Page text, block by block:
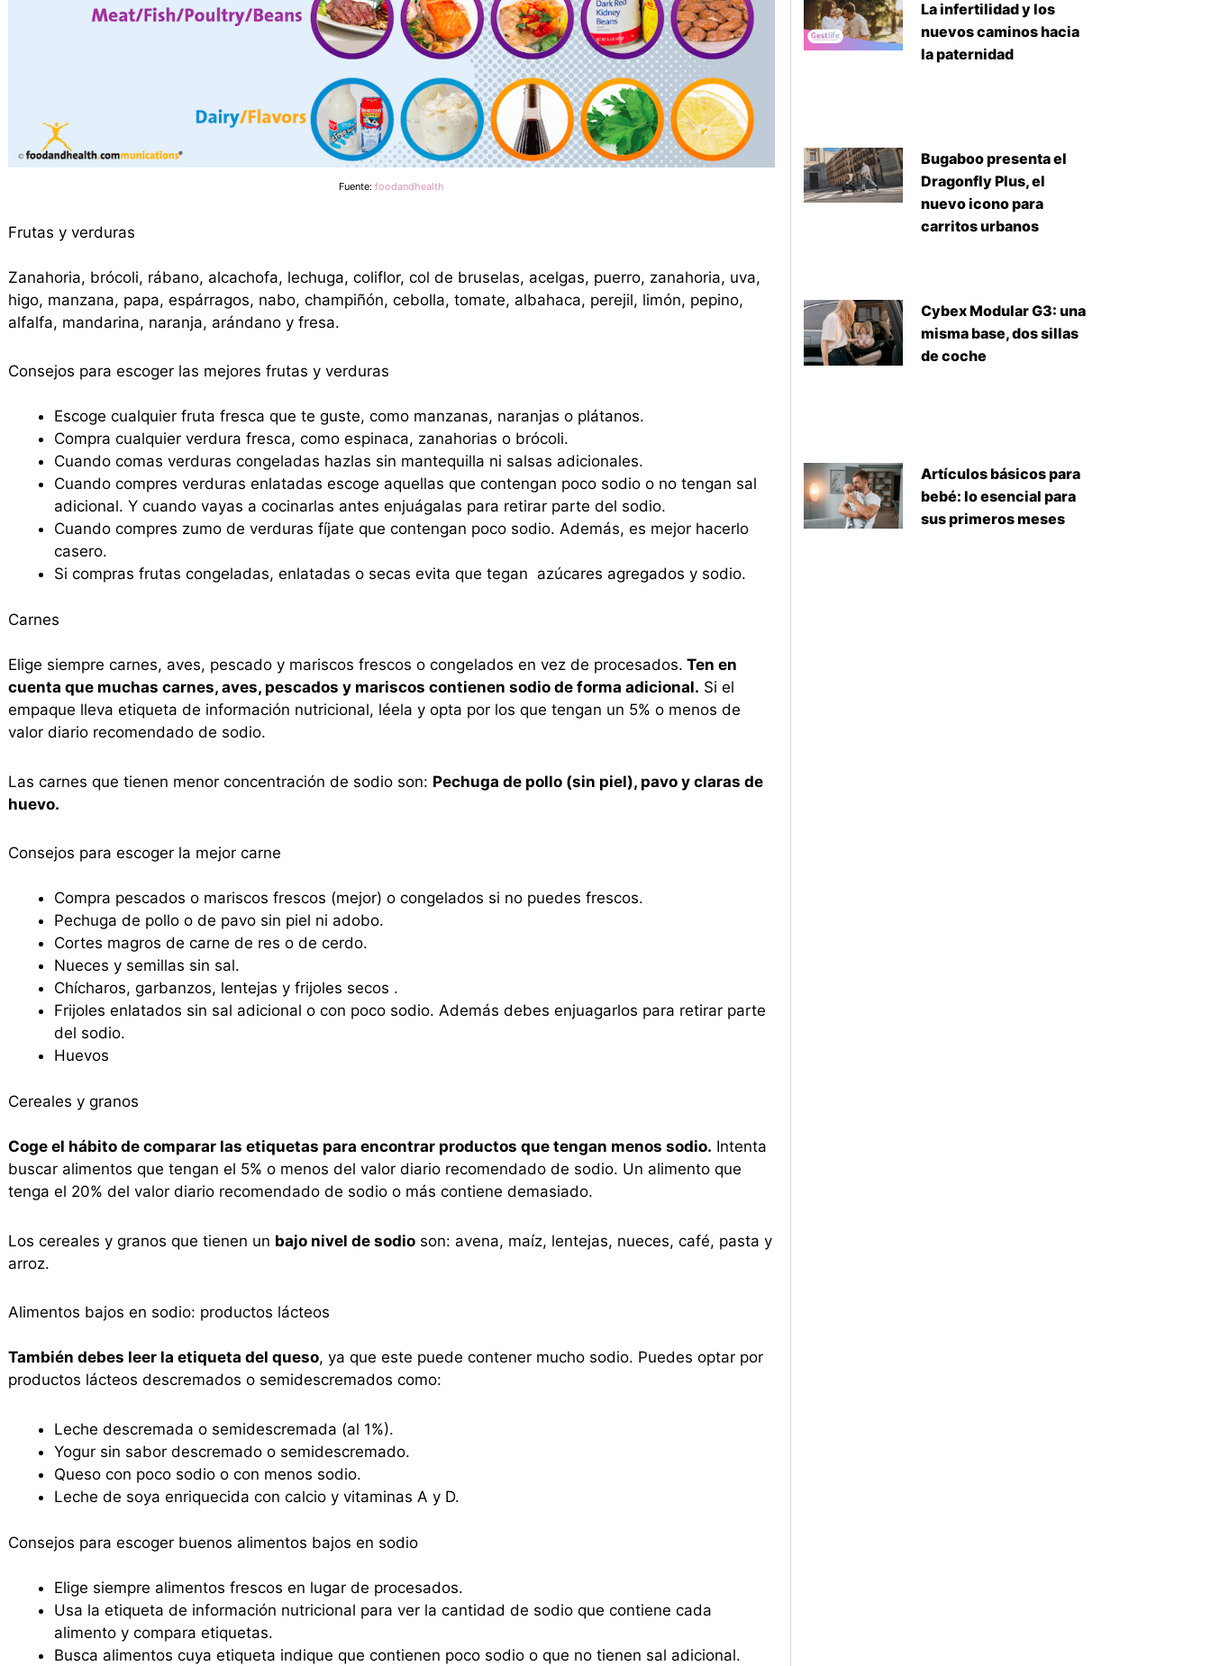
Fuente: foodandhealth
Frutas y verduras
Zanahoria, brócoli, rábano, alcachofa, lechuga, coliflor, col de bruselas, acelgas, puerro, zanahoria, uva,
higo, manzana, papa, espárragos, nabo, champiñón, cebolla, tomate, albahaca, perejil, limón, pepino,
alfalfa, mandarina, naranja, arándano y fresa.
Consejos para escoger las mejores frutas y verduras
Escoge cualquier fruta fresca que te guste, como manzanas, naranjas o plátanos.
Compra cualquier verdura fresca, como espinaca, zanahorias o brócoli.
Cuando comas verduras congeladas hazlas sin mantequilla ni salsas adicionales.
Cuando compres verduras enlatadas escoge aquellas que contengan poco sodio o no tengan sal
adicional. Y cuando vayas a cocinarlas antes enjuágalas para retirar parte del sodio.
Cuando compres zumo de verduras fíjate que contengan poco sodio. Además, es mejor hacerlo
casero.
Si compras frutas congeladas, enlatadas o secas evita que tegan azúcares agregados y sodio.
Carnes
Elige siempre carnes, aves, pescado y mariscos frescos o congelados en vez de procesados. Ten en
cuenta que muchas carnes, aves, pescados y mariscos contienen sodio de forma adicional. Si el
empaque lleva etiqueta de información nutricional, léela y opta por los que tengan un 5% o menos de
valor diario recomendado de sodio.
Las carnes que tienen menor concentración de sodio son: Pechuga de pollo (sin piel), pavo y claras de
huevo.
Consejos para escoger la mejor carne
Compra pescados o mariscos frescos (mejor) o congelados si no puedes frescos.
Pechuga de pollo o de pavo sin piel ni adobo.
Cortes magros de carne de res o de cerdo.
Nueces y semillas sin sal.
Chícharos, garbanzos, lentejas y frijoles secos .
Frijoles enlatados sin sal adicional o con poco sodio. Además debes enjuagarlos para retirar parte
del sodio.
Huevos
Cereales y granos
Coge el hábito de comparar las etiquetas para encontrar productos que tengan menos sodio. Intenta
buscar alimentos que tengan el 5% o menos del valor diario recomendado de sodio. Un alimento que
tenga el 20% del valor diario recomendado de sodio o más contiene demasiado.
Los cereales y granos que tienen un bajo nivel de sodioson: avena, maíz, lentejas, nueces, café, pasta y
arroz.
Alimentos bajos en sodio: productos lácteos
También debes leer la etiqueta del queso, ya que este puede contener mucho sodio. Puedes optar por
productos lácteos descremados o semidescremados como:
Leche descremada o semidescremada (al 1%).
Yogur sin sabor descremado o semidescremado.
Queso con poco sodio o con menos sodio.
Leche de soya enriquecida con calcio y vitaminas A y D.
Consejos para escoger buenos alimentos bajos en sodio
Elige siempre alimentos frescos en lugar de procesados.
Usa la etiqueta de información nutricional para ver la cantidad de sodio que contiene cada
alimento y compara etiquetas.
Busca alimentos cuya etiqueta indique que contienen poco sodio o que no tienen sal adicional.
La infertilidad y los
nuevos caminos hacia
la paternidad
Bugaboo presenta el
Dragonfly Plus, el
nuevo icono para
carritos urbanos
Cybex Modular G3: una
misma base, dos sillas
de coche
Artículos básicos para
bebé: lo esencial para
sus primeros meses